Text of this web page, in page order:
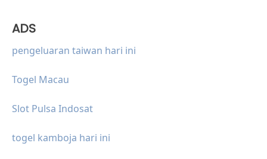
ADS
pengeluaran taiwan hari ini
Togel Macau
Slot Pulsa Indosat
togel kamboja hari ini